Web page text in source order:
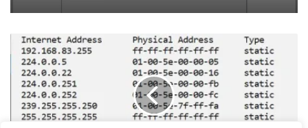
Perintah
Dasar
Jaringan:
Panduan
Lengkap
Windows